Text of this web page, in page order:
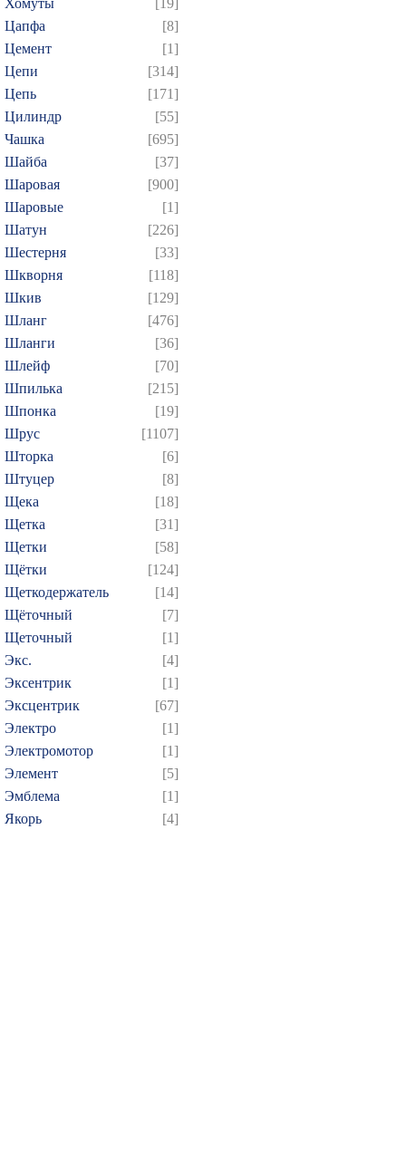
Хомуты
[19]
Цапфа
[8]
Цемент
[1]
Цепи
[314]
Цепь
[171]
Цилиндр
[55]
Чашка
[695]
Шайба
[37]
Шаровая
[900]
Шаровые
[1]
Шатун
[226]
Шестерня
[33]
Шкворня
[118]
Шкив
[129]
Шланг
[476]
Шланги
[36]
Шлейф
[70]
Шпилька
[215]
Шпонка
[19]
Шрус
[1107]
Шторка
[6]
Штуцер
[8]
Щека
[18]
Щетка
[31]
Щетки
[58]
Щётки
[124]
Щеткодержатель
[14]
Щёточный
[7]
Щеточный
[1]
Экс.
[4]
Эксентрик
[1]
Эксцентрик
[67]
Электро
[1]
Электромотор
[1]
Элемент
[5]
Эмблема
[1]
Якорь
[4]